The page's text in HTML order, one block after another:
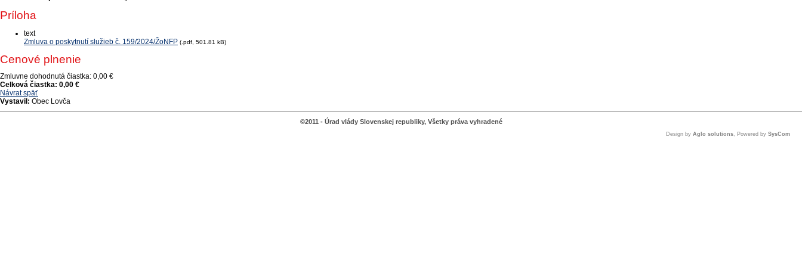
Príloha
text
Zmluva o poskytnutí služieb č. 159/2024/ŽoNFP (.pdf, 501.81 kB)
Cenové plnenie
Zmluvne dohodnutá čiastka: 0,00 €
Celková čiastka: 0,00 €
Návrat späť
Vystavil: Obec Lovča
©2011 - Úrad vlády Slovenskej republiky, Všetky práva vyhradené
Design by Aglo solutions, Powered by SysCom